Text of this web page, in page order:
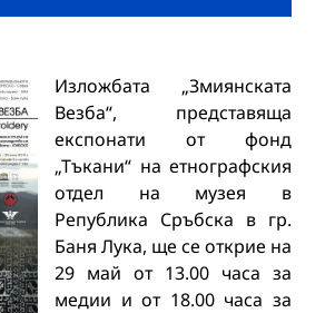
Изложбата „Змиянската
Везба“, представяща
експонати от фонд
„Тъкани“ на етнографския
отдел на музея в
Република Сръбска в гр.
Баня Лука, ще се открие на
29 май от 13.00 часа за
медии и от 18.00 часа за